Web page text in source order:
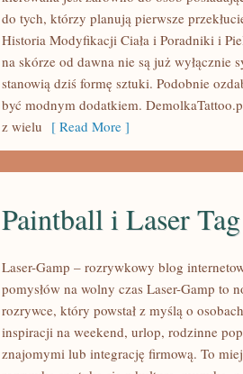
do tych, którzy planują pierwsze
Historia Modyfikacji Ciała i Poradniki i
na skórze od dawna nie są już wyłącznie
stanowią dziś formę sztuki. Podobnie
być modnym dodatkiem.
z wielu [ Read More ]
Paintball i Laser Tag
Laser-Gamp – rozrywkowy blog
pomysłów na wolny czas Laser-Gamp to
rozrywce, który powstał z myślą o
inspiracji na weekend, urlop, rodzinne
znajomymi lub integrację firmową. To